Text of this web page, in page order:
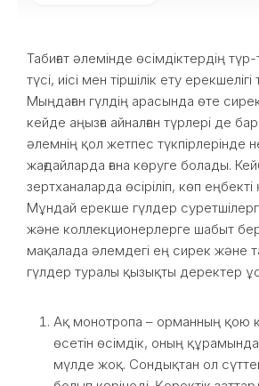
Табиғат әлемінде өсімдіктердің түр-
түсі, иісі мен тіршілік ету
Мыңдаған гүлдің арасында өте сирек
кейде аңызға айналған түрлері де
әлемнің қол жетпес түкпірлерінде
жағдайларда ғана көруге болады.
зертханаларда өсіріліп, көп еңбекті
Мұндай ерекше гүлдер
және коллекционерлерге шабыт
мақалада әлемдегі ең сирек және
гүлдер туралы қызықты деректер
Ақ монотропа – орманның қою
өсетін өсімдік, оның
мүлде жоқ. Сондықтан ол